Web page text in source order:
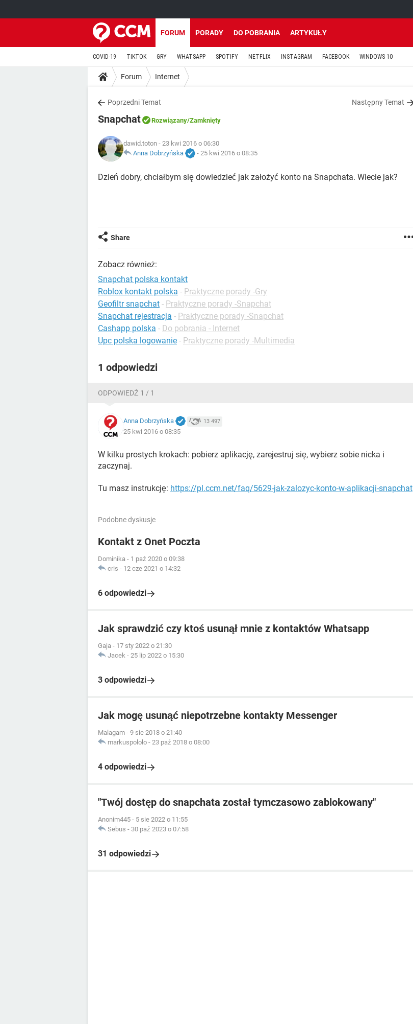
FORUM PORADY DO POBRANIA ARTYKUŁY
COVID-19 TIKTOK GRY WHATSAPP SPOTIFY NETFLIX INSTAGRAM FACEBOOK WINDOWS 10
Forum Internet
Poprzedni Temat Następny Temat
Snapchat Rozwiązany/Zamknięty
dawid.toton - 23 kwi 2016 o 06:30
Anna Dobrzyńska
- 25 kwi 2016 o 08:35
Dzień dobry, chciałbym się dowiedzieć jak założyć konto na Snapchata. Wiecie jak?
Share
Zobacz również:
Snapchat polska kontakt
Roblox kontakt polska - Praktyczne porady -Gry
Geofiltr snapchat - Praktyczne porady -Snapchat
Snapchat rejestracja - Praktyczne porady -Snapchat
Cashapp polska - Do pobrania - Internet
Upc polska logowanie - Praktyczne porady -Multimedia
1 odpowiedzi
ODPOWIEDŹ 1 / 1
Anna Dobrzyńska 13 497
25 kwi 2016 o 08:35
W kilku prostych krokach: pobierz aplikację, zarejestruj się, wybierz sobie nicka i
zaczynaj.
Tu masz instrukcję: https://pl.ccm.net/faq/5629-jak-zalozyc-konto-w-aplikacji-snapchat
Podobne dyskusje
Kontakt z Onet Poczta
Dominika - 1 paź 2020 o 09:38
cris - 12 cze 2021 o 14:32
6 odpowiedzi
Jak sprawdzić czy ktoś usunął mnie z kontaktów Whatsapp
Gaja - 17 sty 2022 o 21:30
Jacek - 25 lip 2022 o 15:30
3 odpowiedzi
Jak mogę usunąć niepotrzebne kontakty Messenger
Malagam - 9 sie 2018 o 21:40
markuspololo - 23 paź 2018 o 08:00
4 odpowiedzi
"Twój dostęp do snapchata został tymczasowo zablokowany"
Anonim445 - 5 sie 2022 o 11:55
Sebus - 30 paź 2023 o 07:58
31 odpowiedzi